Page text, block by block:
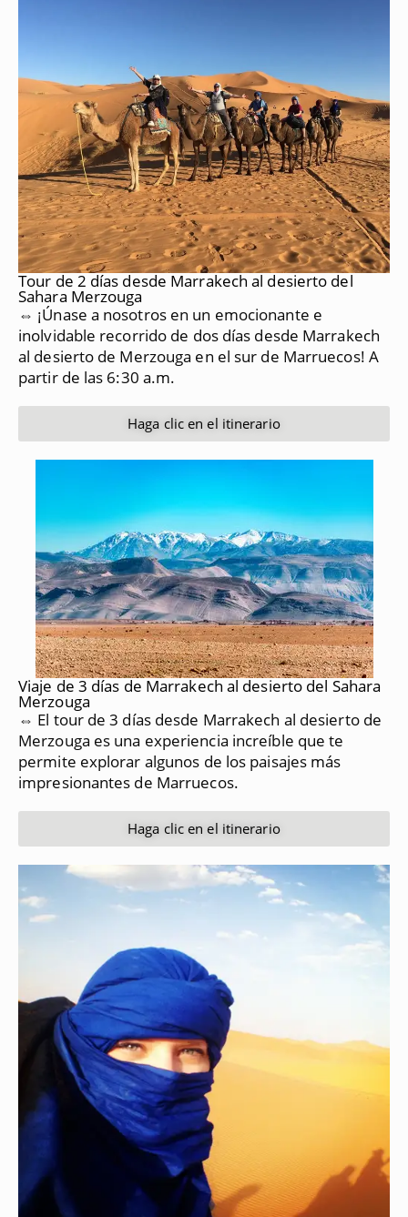
Tour de 2 días desde Marrakech al desierto del
Sahara Merzouga
⇔ ¡Únase a nosotros en un emocionante e
inolvidable recorrido de dos días desde Marrakech
al desierto de Merzouga en el sur de Marruecos! A
partir de las 6:30 a.m.
Haga clic en el itinerario
Viaje de 3 días de Marrakech al desierto del Sahara
Merzouga
⇔ El tour de 3 días desde Marrakech al desierto de
Merzouga es una experiencia increíble que te
permite explorar algunos de los paisajes más
impresionantes de Marruecos.
Haga clic en el itinerario